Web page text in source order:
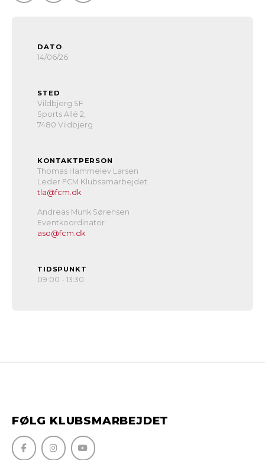
DATO
14/06/26
STED
Vildbjerg SF
Sports Allé 2,
7480 Vildbjerg
KONTAKTPERSON
Thomas Hammelev Larsen
Leder FCM Klubsamarbejdet
tla@fcm.dk
Andreas Munk Sørensen
Eventkoordinator
aso@fcm.dk
TIDSPUNKT
09:00 - 13:30
FØLG KLUBSMARBEJDET